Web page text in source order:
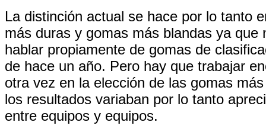
La distinción actual se hace por lo tanto
más duras y gomas más blandas ya que
hablar propiamente de gomas de
de hace un año. Pero hay que trabajar
otra vez en la elección de las gomas
los resultados variaban por lo tanto
entre equipos y equipos.